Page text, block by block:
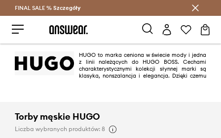
Oszczędzaj z Answear Club >
FINAL SALE % Szczegóły
HUGO to marka ceniona w świecie mody i jedna
z linii należących do HUGO BOSS. Cechami
charakterystycznymi kolekcji słynnej marki są
klasyka, nonszalancja i elegancja. Dzięki czemu
Torby męskie HUGO
Liczba wybranych produktów: 8